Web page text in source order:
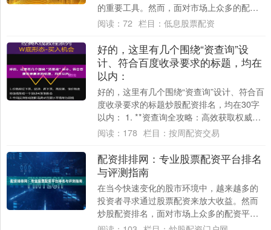
的重要工具。然而，面对市场上众多的配资
公司，投资者最关心的问题往往是：“昭通股
阅读： 72 栏目： 低息股票配资
好的，这里有几个围绕“资查询”设
计、符合百度收录要求的标题，均在
以内：
好的，这里有几个围绕“资查询”设计、符合百
度收录要求的标题炒股配资排名，均在30字
以内： 1. **资查询全攻略：高效获取权威信
息的5个核心渠道** 2. **....
阅读： 178 栏目： 按周配资交易
配资排排网：专业股票配资平台排名
与评测指南
在当今快速变化的股市环境中，越来越多的
投资者寻求通过股票配资来放大收益。然而
炒股配资排名，面对市场上众多的配资平
台，如何选择一个安全、可靠且适合自己的